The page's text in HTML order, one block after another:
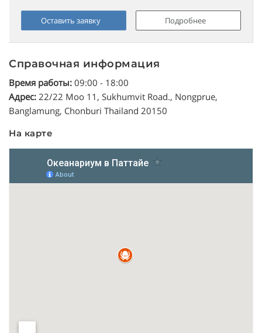
Оставить заявку Подробнее
Справочная информация
Время работы: 09:00 - 18:00
Адрес: 22/22 Moo 11, Sukhumvit Road., Nongprue,
Banglamung, Chonburi Thailand 20150
На карте
Океанариум